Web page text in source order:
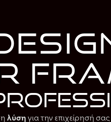
λύσηγια την επιχείρησή σας